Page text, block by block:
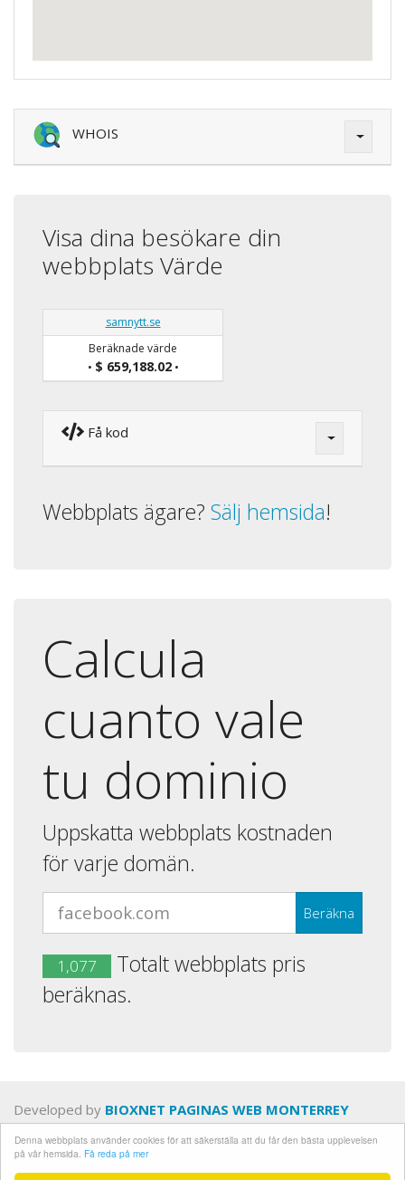
Denna webbplats använder cookies för att säkerställa att du får den bästa upplevelsen
på vår hemsida. Få reda på mer
WHOIS
Visa dina besökare din
webbplats Värde
samnytt.se
Beräknade värde
• $ 659,188.02•
Få kod
Webbplats ägare? Sälj hemsida!
Calcula
cuanto vale
tu dominio
Uppskatta webbplats kostnaden
för varje domän.
1,077
Totalt webbplats pris
beräknas.
Developed by BIOXNET PAGINAS WEB MONTERREY
Integritetspolicy